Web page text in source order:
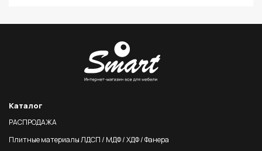
Каталог
РАСПРОДАЖА
Плитные материалы ЛДСП / МДФ / ХДФ / Фанера